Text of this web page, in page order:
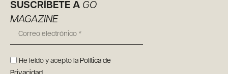
SUSCRÍBETE A GO
MAGAZINE
He leído y acepto la Política de